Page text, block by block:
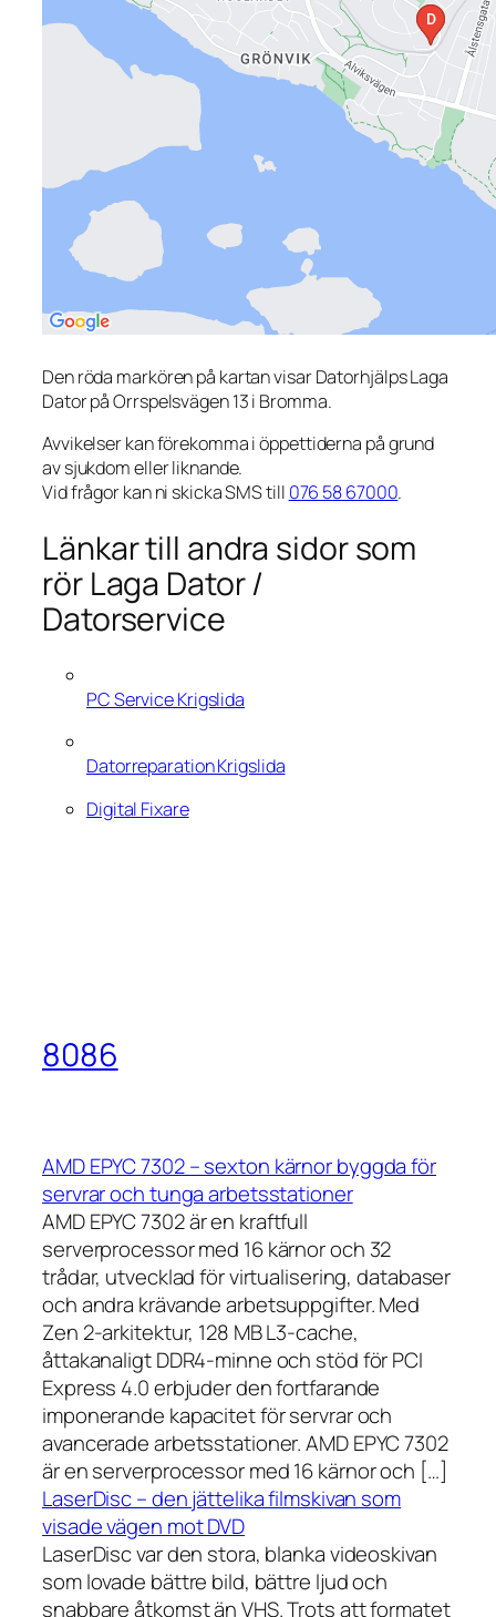
Den röda markören på kartan visar Datorhjälps Laga
Dator på Orrspelsvägen 13 i Bromma.
Avvikelser kan förekomma i öppettiderna på grund
av sjukdom eller liknande.
Vid frågor kan ni skicka SMS till 076 58 67000.
Länkar till andra sidor som
rör Laga Dator /
Datorservice
PC Service Krigslida
Datorreparation Krigslida
Digital Fixare
8086
AMD EPYC 7302 – sexton kärnor byggda för
servrar och tunga arbetsstationer
AMD EPYC 7302 är en kraftfull
serverprocessor med 16 kärnor och 32
trådar, utvecklad för virtualisering, databaser
och andra krävande arbetsuppgifter. Med
Zen 2-arkitektur, 128 MB L3-cache,
åttakanaligt DDR4-minne och stöd för PCI
Express 4.0 erbjuder den fortfarande
imponerande kapacitet för servrar och
avancerade arbetsstationer. AMD EPYC 7302
är en serverprocessor med 16 kärnor och […]
LaserDisc – den jättelika filmskivan som
visade vägen mot DVD
LaserDisc var den stora, blanka videoskivan
som lovade bättre bild, bättre ljud och
snabbare åtkomst än VHS. Trots att formatet